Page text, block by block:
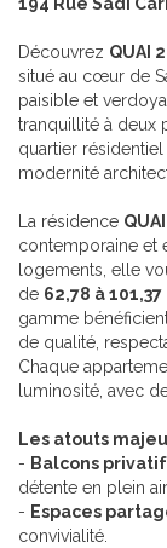
194 Rue Sadi
Découvrez QUAI
situé au cœur de
paisible et
tranquillité à deux
quartier
modernité
La résidence
contemporaine et
logements, elle
de 62,78 à 101,37
gamme
de qualité,
Chaque
luminosité, avec
Les atouts
- Balcons
détente en plein
- Espaces
convivialité.